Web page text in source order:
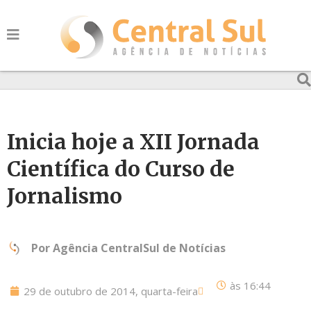
Inicia hoje a XII Jornada
Científica do Curso de
Jornalismo
PorAgência CentralSul de Notícias
29 de outubro de 2014, quarta-feira às 16:44